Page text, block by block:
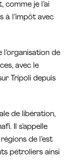
comme je l’ai
à l’impôt avec
de
avec le
Tripoli depuis
de libération,
Il s’appelle
de l’est
pétroliers ainsi